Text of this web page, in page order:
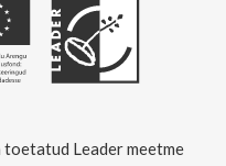
Leader meetme